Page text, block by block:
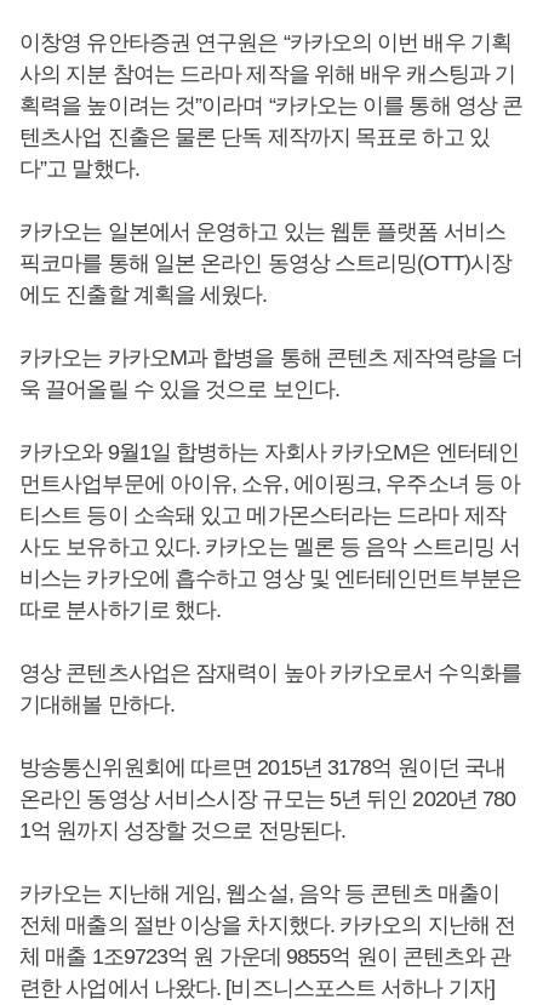
이창영 유안타증권 연구원은 “카카오의 이번 배우 기획
사의 지분 참여는 드라마 제작을 위해 배우 캐스팅과 기
획력을 높이려는 것”이라며 “카카오는 이를 통해 영상 콘
텐츠사업 진출은 물론 단독 제작까지 목표로 하고 있
다”고 말했다.
카카오는 일본에서 운영하고 있는 웹툰 플랫폼 서비스
픽코마를 통해 일본 온라인 동영상 스트리밍(OTT)시장
에도 진출할 계획을 세웠다.
카카오는 카카오M과 합병을 통해 콘텐츠 제작역량을 더
욱 끌어올릴 수 있을 것으로 보인다.
카카오와 9월1일 합병하는 자회사 카카오M은 엔터테인
먼트사업부문에 아이유, 소유, 에이핑크, 우주소녀 등 아
티스트 등이 소속돼 있고 메가몬스터라는 드라마 제작
사도 보유하고 있다. 카카오는 멜론 등 음악 스트리밍 서
비스는 카카오에 흡수하고 영상 및 엔터테인먼트부분은
따로 분사하기로 했다.
영상 콘텐츠사업은 잠재력이 높아 카카오로서 수익화를
기대해볼 만하다.
방송통신위원회에 따르면 2015년 3178억 원이던 국내
온라인 동영상 서비스시장 규모는 5년 뒤인 2020년 780
1억 원까지 성장할 것으로 전망된다.
카카오는 지난해 게임, 웹소설, 음악 등 콘텐츠 매출이
전체 매출의 절반 이상을 차지했다. 카카오의 지난해 전
체 매출 1조9723억 원 가운데 9855억 원이 콘텐츠와 관
련한 사업에서 나왔다. [비즈니스포스트 서하나 기자]